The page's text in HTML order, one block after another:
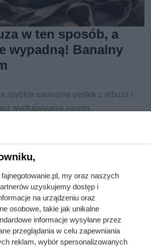
w ten sposób, a
wypadną! Banalny
szybkie usuwanie pestek z arbuza i
wydłubywania nasion.
my oraz naszych
uzyskujemy dostęp i
na urządzeniu oraz
osobowe, takie jak unikalne
informacje wysyłane przez
przeglądania w celu zapewniania
reklam, wybór spersonalizowanych